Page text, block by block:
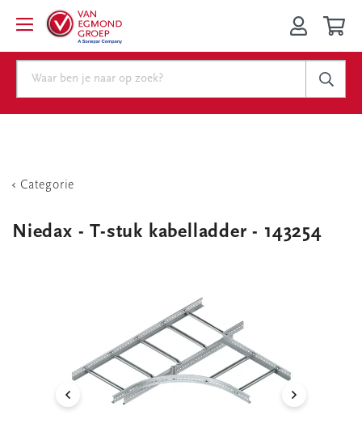
Categorie
Niedax - T-stuk kabelladder - 143254